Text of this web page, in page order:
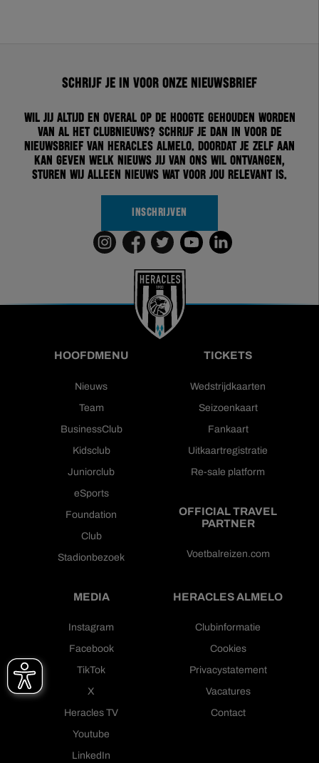
Schrijf je in voor onze nieuwsbrief
Wil jij altijd en overal op de hoogte gehouden worden
van al het clubnieuws? Schrijf je dan in voor de
nieuwsbrief van Heracles Almelo. Doordat je zelf aan
kan geven welk nieuws jij van ons wil ontvangen,
sturen wij alleen nieuws wat voor jou relevant is.
INSCHRIJVEN
HOOFDMENU
Nieuws
Team
BusinessClub
Kidsclub
Juniorclub
eSports
Foundation
Club
Stadionbezoek
TICKETS
Wedstrijdkaarten
Seizoenkaart
Fankaart
Uitkaartregistratie
Re-sale platform
OFFICIAL TRAVEL
PARTNER
Voetbalreizen.com
MEDIA
Instagram
Facebook
TikTok
X
Heracles TV
Youtube
LinkedIn
HERACLES ALMELO
Clubinformatie
Cookies
Privacystatement
Vacatures
Contact